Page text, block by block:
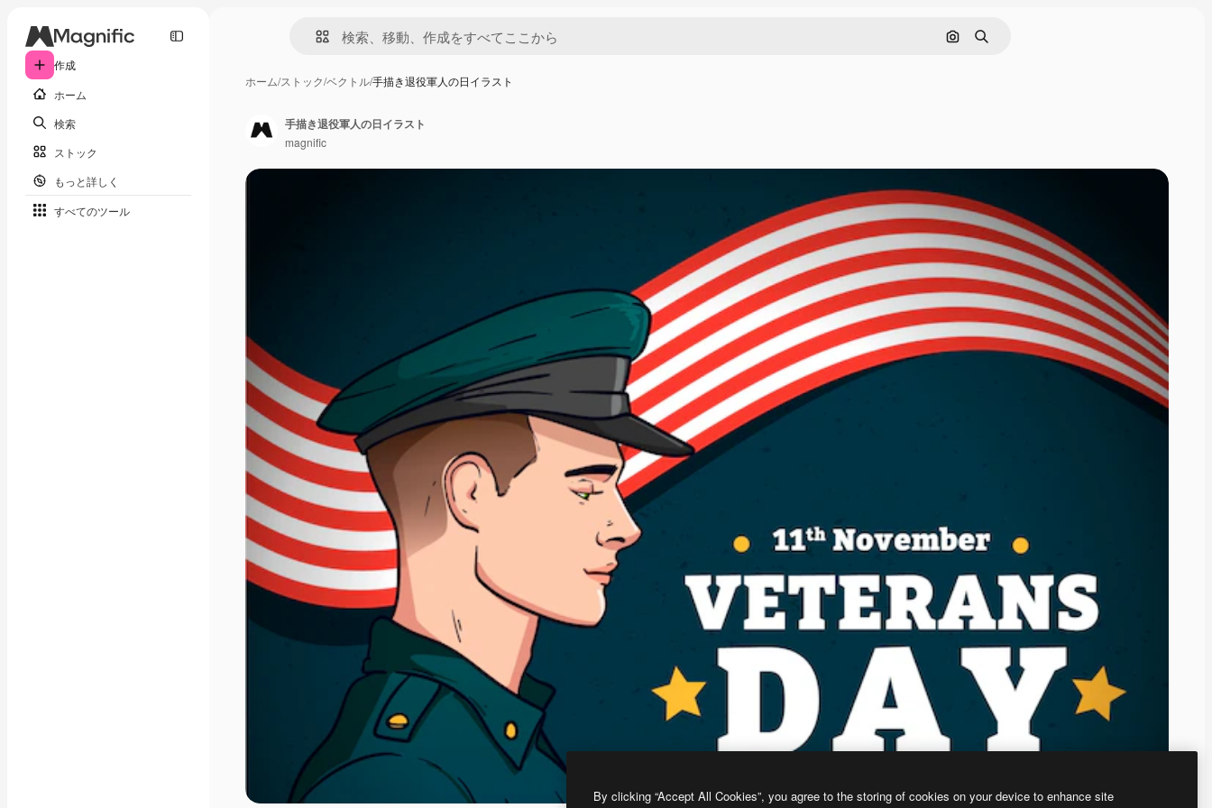
作成
ホーム
検索
ストック
もっと詳しく
すべてのツール
画像で検索
検索
ホーム/ストック/ベクトル/手描き退役軍人の日イラスト
手描き退役軍人の日イラスト
magnific
By clicking “Accept All Cookies”, you agree to the storing of cookies on your device to enhance site